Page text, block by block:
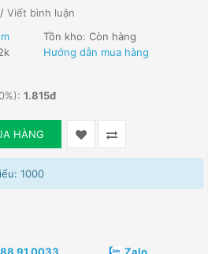
/ Viết bình luận
Tồn kho: Còn hàng
Hướng dẫn mua hàng
1.815đ
HÀNG
1000